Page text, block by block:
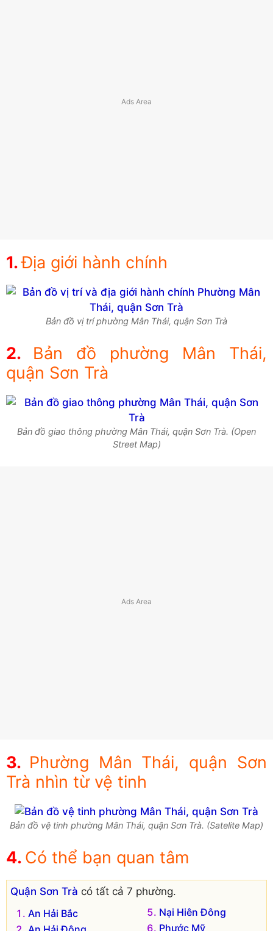
Địa giới hành chính
Bản đồ vị trí phường Mân Thái, quận Sơn Trà
Bản đồ phường Mân Thái,
quận Sơn Trà
Bản đồ giao thông phường Mân Thái, quận Sơn Trà. (Open
Street Map)
Phường Mân Thái, quận Sơn
Trà nhìn từ vệ tinh
Bản đồ vệ tinh phường Mân Thái, quận Sơn Trà. (Satelite Map)
Có thể bạn quan tâm
Quận Sơn Trà có tất cả 7 phường.
An Hải Bắc
Nại Hiên Đông
Phước Mỹ